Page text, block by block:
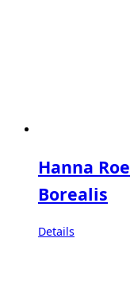
Hanna
Borealis
Details